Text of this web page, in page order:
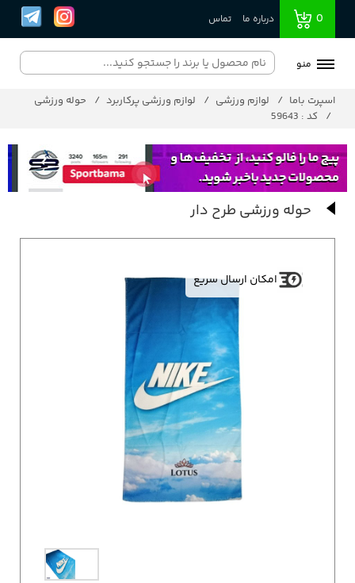
0 درباره ما تماس
منو
اسپرت باما لوازم ورزشی لوازم ورزشی پرکاربرد
حوله ورزشی
کد : 59643
حوله ورزشی طرح دار
امکان ارسال سریع